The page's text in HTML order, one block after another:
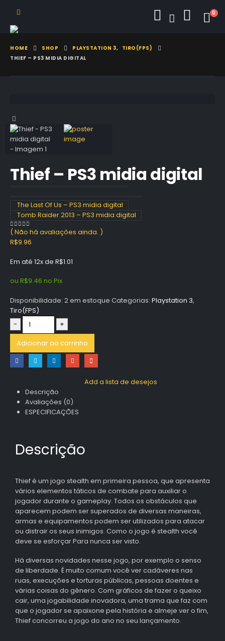
0
HOME SHOP PLAYSTATION 3, TIRO(FPS)
THIEF – PS3 MIDIA DIGITAL
Thief – PS3 midia digital
The Last Of Us – PS3 midia digital
Tomb Raider 2013 – PS3 midia digital
0 out of 5
( Não há avaliações ainda. )
R$9.96
Em até 12x de R$1.01
ou R$9.46 no Pix
Disponibilidade: 2 em estoque Categorias: Playstation 3,
Tiro(FPS)
-
+
Adicionar ao carrinho
Add a lista de desejos
Descrição
Avaliações (0)
ESPECIFICAÇÕES
Descrição
Thief é um jogo stealth em primeira pessoa, que apresenta
vários elementos táticos de combate para auxiliar o
jogador durante o gameplay. Todos os obstáculos que
aparecem podem ser superados de diversas maneiras,
armas e equipamentos podem ser utilizados para atacar
ou distrair os seus inimigos. Como o jogo é stealth você
deve se esforçar Para nunca ser visto.
Há diversas novidades nesse jogo, por exemplo o senso
de liberdade. É muito comum você ver cadáveres nas
ruas, execuções e torturas públicas, pessoas doentes e
várias coisas do gênero. Com gráficos de fazer o queixo
cair, uma jogabilidade inovadora, uma trama que faz com
que o jogador se apaixone pela história e almeje ver o fim,
Thief concorreu a jogo do ano no seu lançamento.